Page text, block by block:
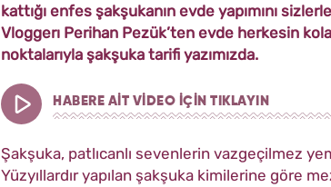
kattığı enfes şakşukanın evde yapımını
Vloggerı Perihan Pezük’ten evde herkesin
noktalarıyla şakşuka tarifi yazımızda.
HABERE AİT VİDEO İÇİN TIKLAYIN
Şakşuka, patlıcanlı sevenlerin vazgeçilmez
Yüzyıllardır yapılan şakşuka kimilerine göre